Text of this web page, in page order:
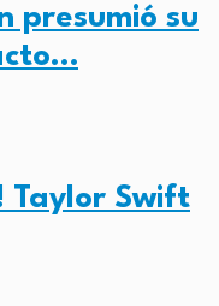
presumió su
Taylor Swift